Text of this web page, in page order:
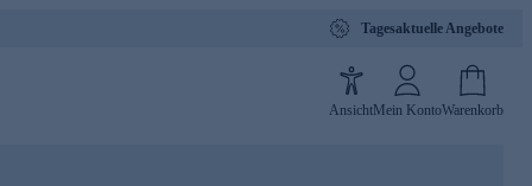
Tagesaktuelle Angebote
AnsichtMein KontoWarenkorb